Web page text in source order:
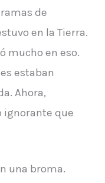
de
en la Tierra.
mucho en eso.
estaban
Ahora,
ignorante que
una broma.